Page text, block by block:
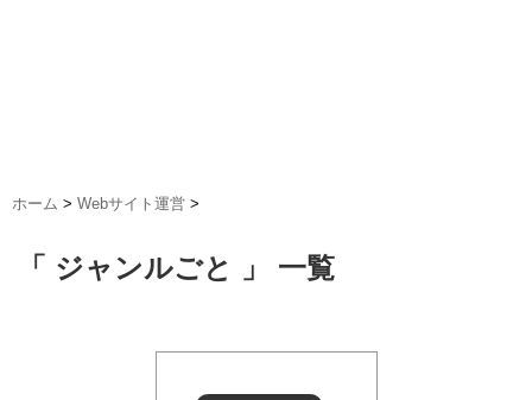
ホーム > Webサイト運営 >
「 ジャンルごと 」 一覧